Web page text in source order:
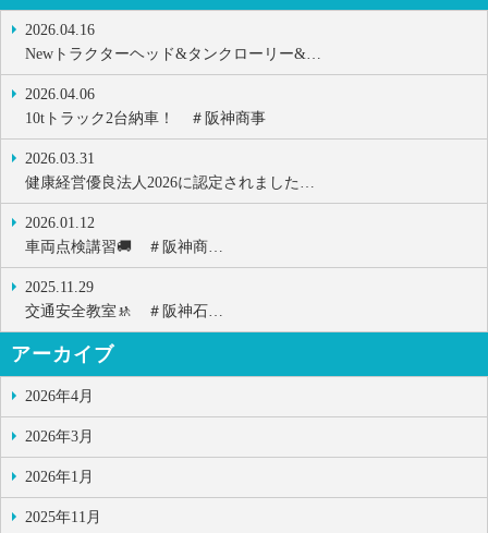
2026.04.16
Newトラクターヘッド&タンクローリー&…
2026.04.06
10tトラック2台納車！ ＃阪神商事
2026.03.31
健康経営優良法人2026に認定されました…
2026.01.12
車両点検講習🚚 ＃阪神商…
2025.11.29
交通安全教室🚸 ＃阪神石…
アーカイブ
2026年4月
2026年3月
2026年1月
2025年11月